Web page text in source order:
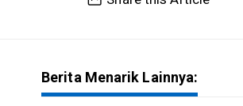
Berita Menarik Lainnya: